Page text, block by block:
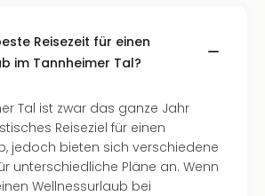
Reisezeit für einen
im Tannheimer Tal?
Tal ist zwar das ganze Jahr
Reiseziel für einen
jedoch bieten sich verschiedene
unterschiedliche Pläne an. Wenn
Wellnessurlaub bei